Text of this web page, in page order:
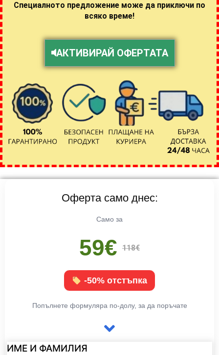
Специалното предложение може да приключи по
всяко време!
АКТИВИРАЙ ОФЕРТАТА
Оферта само днес:
Само за
59€ 118€
-50% отстъпка
Попълнете формуляра по-долу, за да поръчате
ИМЕ И ФАМИЛИЯ